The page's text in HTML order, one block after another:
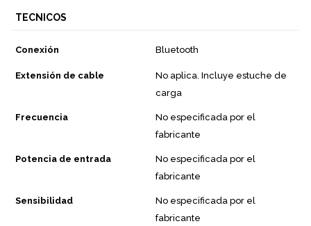
TECNICOS
Conexión Bluetooth
Extensión de cable
No aplica. Incluye estuche de
carga
Frecuencia
No especificada por el
fabricante
Potencia de entrada
No especificada por el
fabricante
Sensibilidad
No especificada por el
fabricante